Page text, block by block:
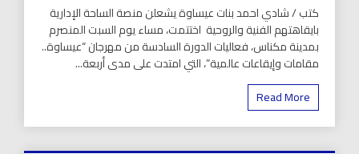
كتب / شادي احمد بنات عيساوة يشعلن منصة الساحة الإدارية
بايقاهتهم الفنية والروحية اختتمت، مساء يوم السبت المنصرم
بمدينة مكناس، فعاليات الدورة السادسة من مهرجان “عيساوة..
مقامات وإيقاعات عالمية”، التي امتدت على مدى أربعة...
Read More